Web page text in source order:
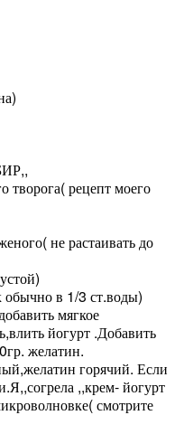
творога( рецепт моего
не растаивать до
обычно в 1/3 ст.воды)
мягкое
йогурт .Добавить
желатин.
горячий. Если
,,крем- йогурт
смотрите